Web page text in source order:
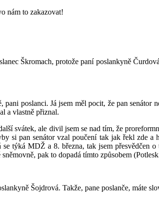
nám to zakazovat!
Škromach, protože paní poslankyně
pani poslanci. Já jsem měl pocit, že pan
a vlastně přiznal.
svátek, ale divil jsem se nad tím, že
si pan senátor vzal poučení tak jak řekl zde
týká MDŽ a 8. března, tak jsem přesvědčen
pak to dopadá tímto způsobem
Šojdrová. Takže, pane poslanče, máte